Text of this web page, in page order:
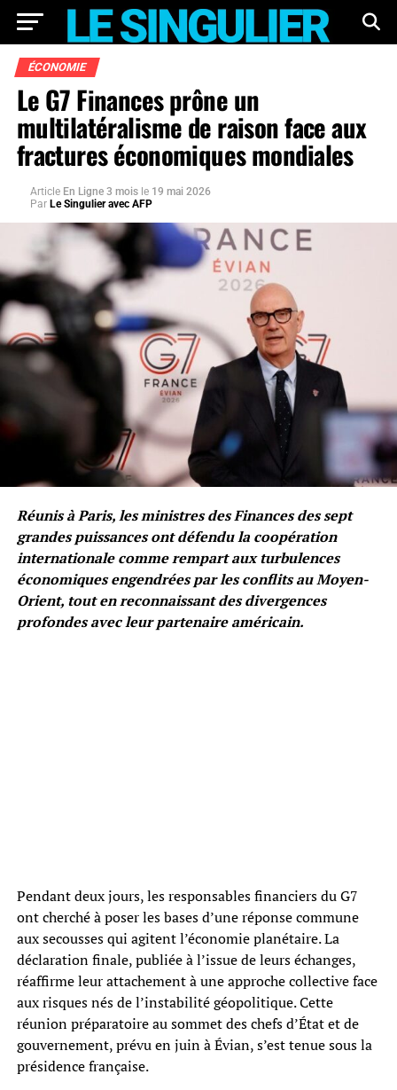
ÉCONOMIE
Le G7 Finances prône un
multilatéralisme de raison face aux
fractures économiques mondiales
Article En Ligne 3 mois le 19 mai 2026
Par Le Singulier avec AFP
Réunis à Paris, les ministres des Finances des sept
grandes puissances ont défendu la coopération
internationale comme rempart aux turbulences
économiques engendrées par les conflits au Moyen-
Orient, tout en reconnaissant des divergences
profondes avec leur partenaire américain.
Pendant deux jours, les responsables financiers du G7
ont cherché à poser les bases d’une réponse commune
aux secousses qui agitent l’économie planétaire. La
déclaration finale, publiée à l’issue de leurs échanges,
réaffirme leur attachement à une approche collective face
aux risques nés de l’instabilité géopolitique. Cette
réunion préparatoire au sommet des chefs d’État et de
gouvernement, prévu en juin à Évian, s’est tenue sous la
présidence française.